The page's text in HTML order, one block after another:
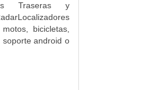
Traseras y
bicicletas,
soporte android o